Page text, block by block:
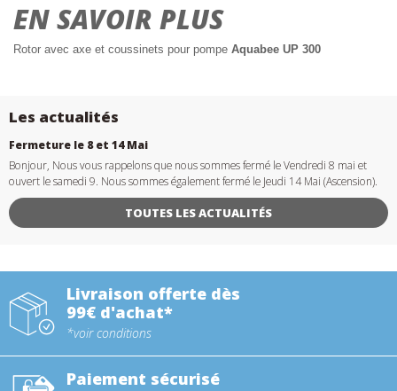
EN SAVOIR PLUS
Rotor avec axe et coussinets pour pompe Aquabee UP 300
Les actualités
Fermeture le 8 et 14 Mai
Bonjour, Nous vous rappelons que nous sommes fermé le Vendredi 8 mai et
ouvert le samedi 9. Nous sommes également fermé le Jeudi 14 Mai (Ascension).
TOUTES LES ACTUALITÉS
Livraison offerte dès
99€ d'achat*
*voir conditions
Paiement sécurisé